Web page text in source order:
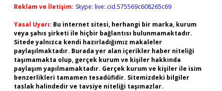
Reklam ve İletişim: Skype: live:.cid.575569c608265c69
Yasal Uyarı: Bu internet sitesi, herhangi bir marka, kurum
veya şahıs şirketi ile hiçbir bağlantısı bulunmamaktadır.
Sitede yalnızca kendi hazırladığımız makaleler
paylaşılmaktadır. Burada yer alan içerikler haber niteliği
taşımamakta olup, gerçek kurum ve kişiler hakkında
paylaşım yapılmamaktadır. Gerçek kurum ve kişiler ile isim
benzerlikleri tamamen tesadüfidir. Sitemizdeki bilgiler
taslak halindedir ve tavsiye niteliği taşımazlar.